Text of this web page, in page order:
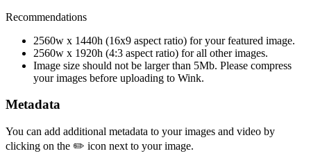
Recommendations
2560w x 1440h (16x9 aspect ratio) for your featured image.
2560w x 1920h (4:3 aspect ratio) for all other images.
Image size should not be larger than 5Mb. Please compress
your images before uploading to Wink.
Metadata
You can add additional metadata to your images and video by
clicking on the ✏️ icon next to your image.